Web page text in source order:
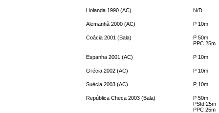
Holanda 1990 (AC) N/D
Alemanhã 2000 (AC) P 10m
Coácia 2001 (Bala)
P 50m
PPC 25m
Espanha 2001 (AC) P 10m
Grécia 2002 (AC) P 10m
Suécia 2003 (AC) P 10m
República Checa 2003 (Bala)
P 50m
PStd 25m
PPC 25m